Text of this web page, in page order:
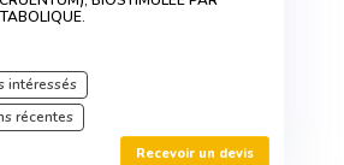
intéressés
récentes
Recevoir un devis